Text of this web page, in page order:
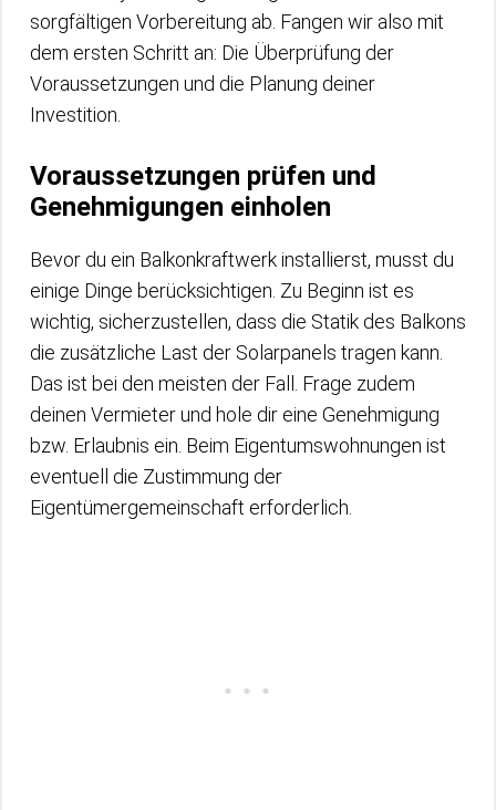
sorgfältigen Vorbereitung ab. Fangen wir also mit
dem ersten Schritt an: Die Überprüfung der
Voraussetzungen und die Planung deiner
Investition.
Voraussetzungen prüfen und
Genehmigungen einholen
Bevor du ein Balkonkraftwerk installierst, musst du
einige Dinge berücksichtigen. Zu Beginn ist es
wichtig, sicherzustellen, dass die Statik des Balkons
die zusätzliche Last der Solarpanels tragen kann.
Das ist bei den meisten der Fall. Frage zudem
deinen Vermieter und hole dir eine Genehmigung
bzw. Erlaubnis ein. Beim Eigentumswohnungen ist
eventuell die Zustimmung der
Eigentümergemeinschaft erforderlich.